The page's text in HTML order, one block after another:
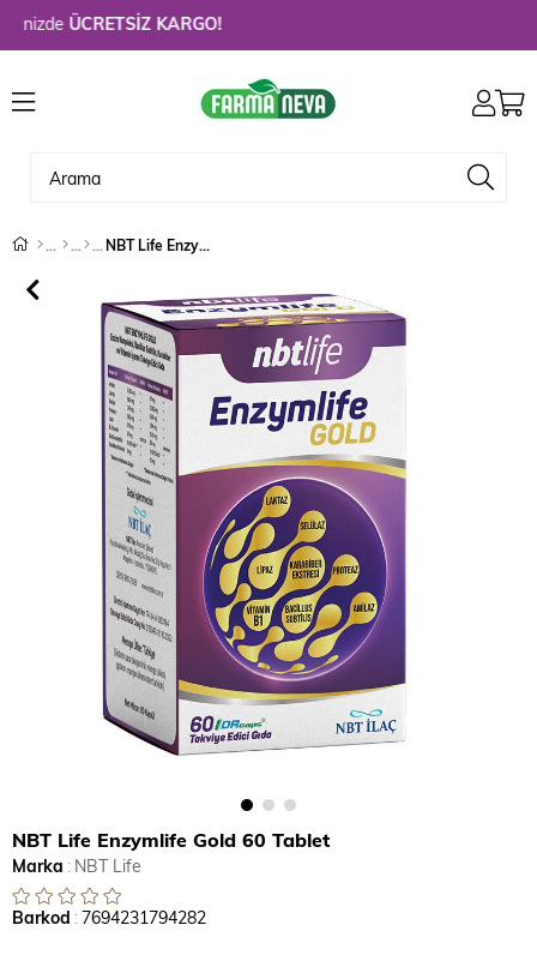
ÜCRETSİZ KARGO!
NBT Life Enzymlife Gold 60 Tablet
NBT Life Enzymlife Gold 60 Tablet
Marka : NBT Life
Barkod :7694231794282